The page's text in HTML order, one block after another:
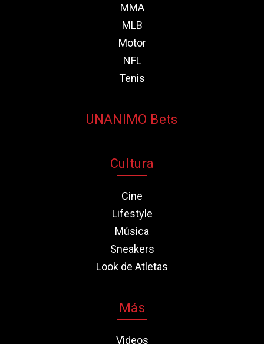
MMA
MLB
Motor
NFL
Tenis
UNANIMO Bets
Cultura
Cine
Lifestyle
Música
Sneakers
Look de Atletas
Más
Videos